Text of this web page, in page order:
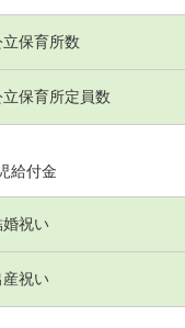
立保育所数
立保育所定員数
給付金
婚祝い
産祝い